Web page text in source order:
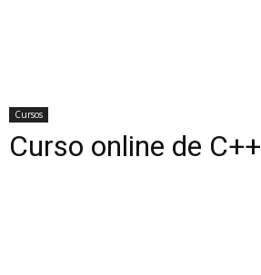
Cursos
Curso online de C++